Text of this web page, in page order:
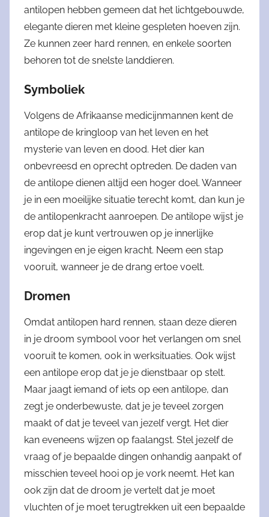
antilopen hebben gemeen dat het lichtgebouwde,
elegante dieren met kleine gespleten hoeven zijn.
Ze kunnen zeer hard rennen, en enkele soorten
behoren tot de snelste landdieren.
Symboliek
Volgens de Afrikaanse medicijnmannen kent de
antilope de kringloop van het leven en het
mysterie van leven en dood. Het dier kan
onbevreesd en oprecht optreden. De daden van
de antilope dienen altijd een hoger doel. Wanneer
je in een moeilijke situatie terecht komt, dan kun je
de antilopenkracht aanroepen. De antilope wijst je
erop dat je kunt vertrouwen op je innerlijke
ingevingen en je eigen kracht. Neem een stap
vooruit, wanneer je de drang ertoe voelt.
Dromen
Omdat antilopen hard rennen, staan deze dieren
in je droom symbool voor het verlangen om snel
vooruit te komen, ook in werksituaties. Ook wijst
een antilope erop dat je je dienstbaar op stelt.
Maar jaagt iemand of iets op een antilope, dan
zegt je onderbewuste, dat je je teveel zorgen
maakt of dat je teveel van jezelf vergt. Het dier
kan eveneens wijzen op faalangst. Stel jezelf de
vraag of je bepaalde dingen onhandig aanpakt of
misschien teveel hooi op je vork neemt. Het kan
ook zijn dat de droom je vertelt dat je moet
vluchten of je moet terugtrekken uit een bepaalde